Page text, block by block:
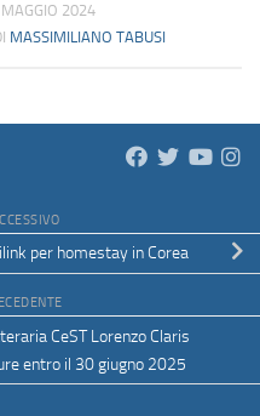
2024
MASSIMILIANO TABUSI
per homestay in Corea
CeST Lorenzo Claris
entro il 30 giugno 2025